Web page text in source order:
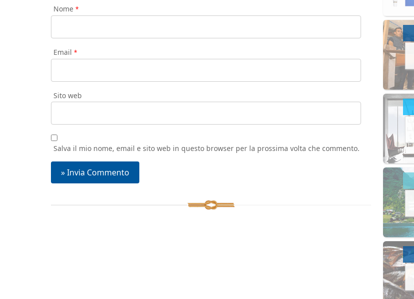
Nome *
Email *
Sito web
Salva il mio nome, email e sito web in questo browser per la prossima volta che commento.